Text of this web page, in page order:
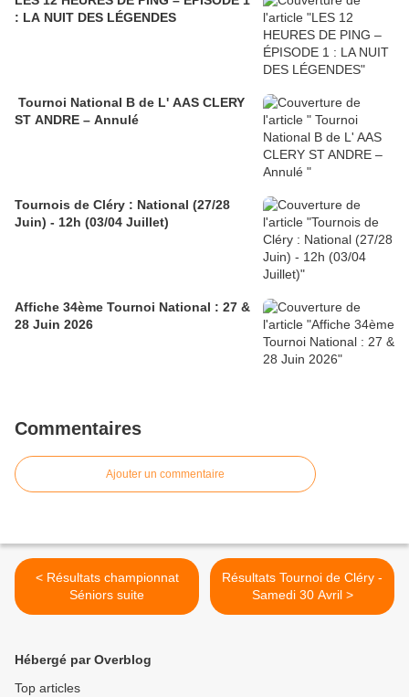
: LA NUIT DES LÉGENDES
Tournoi National B de L' AAS CLERY
ST ANDRE – Annulé
Tournois de Cléry : National (27/28
Juin) - 12h (03/04 Juillet)
Affiche 34ème Tournoi National : 27 &
28 Juin 2026
Commentaires
Ajouter un commentaire
< Résultats championnat
Séniors suite
Résultats Tournoi de Cléry -
Samedi 30 Avril >
Hébergé par Overblog
Top articles